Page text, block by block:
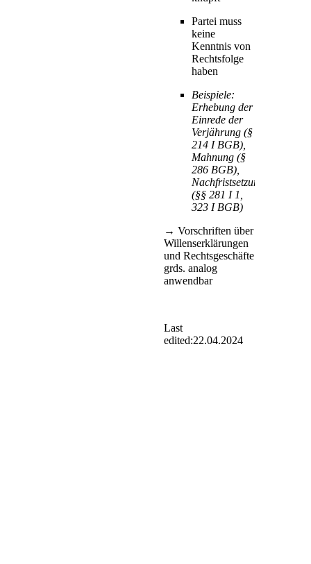
Partei muss
keine
Kenntnis von
Rechtsfolge
haben
Beispiele:
Erhebung der
Einrede der
Verjährung (§
214 I BGB),
Mahnung (§
286 BGB),
Nachfristsetzung
(§§ 281 I 1,
323 I BGB)
→ Vorschriften über
Willenserklärungen
und Rechtsgeschäfte
grds. analog
anwendbar
Last
edited:22.04.2024